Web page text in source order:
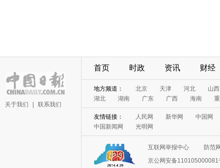
关于我们 联系我们
首页 时政 资讯 财经
地方频道： 北京 天津 河北
山西
湖北
湖南 广东 广西 海南
友情链接： 人民网 新华网
中国网
中国新闻网
光明网
互联网举报中心
防范
京公网安备110105000081